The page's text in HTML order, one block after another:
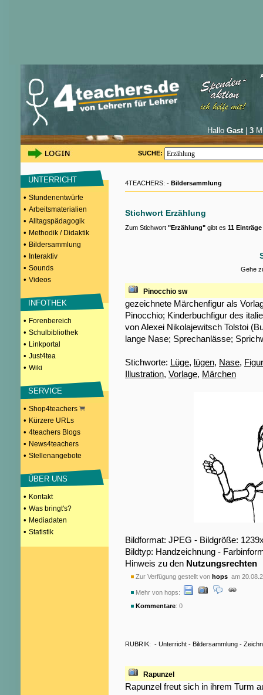
Hallo Gast| 3
SUCHE:
UNTERRICHT
• Stundenentwürfe
• Arbeitsmaterialien
• Alltagspädagogik
• Methodik / Didaktik
• Bildersammlung
• Interaktiv
• Sounds
• Videos
INFOTHEK
• Forenbereich
• Schulbibliothek
• Linkportal
• Just4tea
• Wiki
SERVICE
• Shop4teachers
• Kürzere URLs
• 4teachers Blogs
• News4teachers
• Stellenangebote
ÜBER UNS
• Kontakt
• Was bringt's?
• Mediadaten
• Statistik
4TEACHERS: - Bildersammlung
Stichwort Erzählung
Zum Stichwort "Erzählung" gibt es 11 Einträge
Gehe
Pinocchio sw
gezeichnete Märchenfigur als
Pinocchio; Kinderbuchfigur des
von Alexei Nikolajewitsch Tolstoi
lange Nase; Sprechanlässe;
Stichworte: Lüge, lügen, Nase, Figur
Illustration, Vorlage, Märchen
Bildformat: JPEG - Bildgröße:
Bildtyp: Handzeichnung -
Hinweis zu den Nutzungsrechten
Zur Verfügung gestellt von hops am
Mehr von hops:
Kommentare: 0
RUBRIK: - Unterricht - Bildersammlung -
Rapunzel
Rapunzel freut sich in ihrem Turm